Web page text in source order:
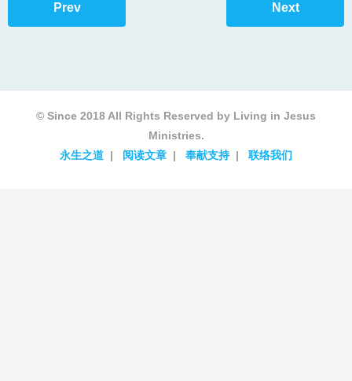
Prev Next
© Since 2018 All Rights Reserved by Living in Jesus
Ministries.
永生之道
阅读文章 奉献支持 联络我们